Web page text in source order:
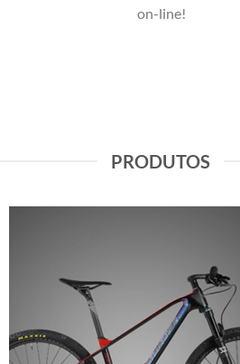
on-line!
PRODUTOS